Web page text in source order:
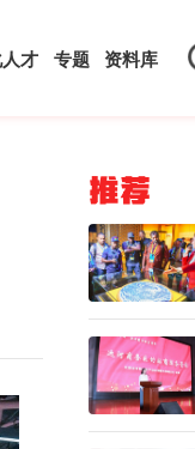
才 专题 资料库
推荐